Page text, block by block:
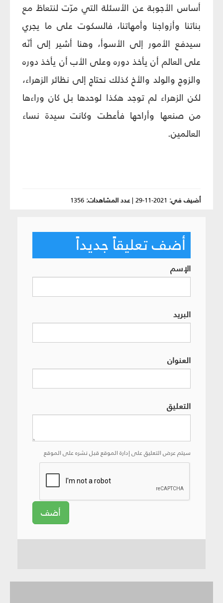
أساس الأجوبة عن الأسئلة التي مرّت لنتعاطَ مع
بناتنا وأزواجنا وأمهاتنا، فالسكوت على ما يجري
سيدفع الأمور إلى الأسوأ، وهنا أشير إلى أنّه
على العالم أن يأخذ دوره وعلى الأب أن يأخذ دوره
والزوج والولد والأخ كذلك نحتاج إلى نظائر الزهراء،
لكن الزهراء لم توجد هكذا لوحدها بل كان وراءها
من صنعها وأراحها فأعطت وكانت سيدة نساء
العالمين.
أضيف في: 2021-11-29
|عدد المشاهدات: 1356
أضف تعليقاً جديداً
الإسم
البريد
العنوان
التعليق
سيتم عرض التعليق على إدارة الموقع قبل نشره على الموقع
أضف